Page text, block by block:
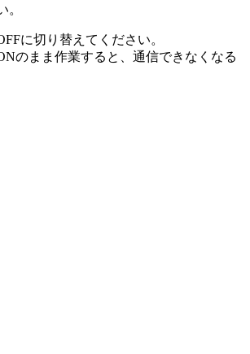
。
に切り替えてください。
のまま作業すると、通信できなくなる